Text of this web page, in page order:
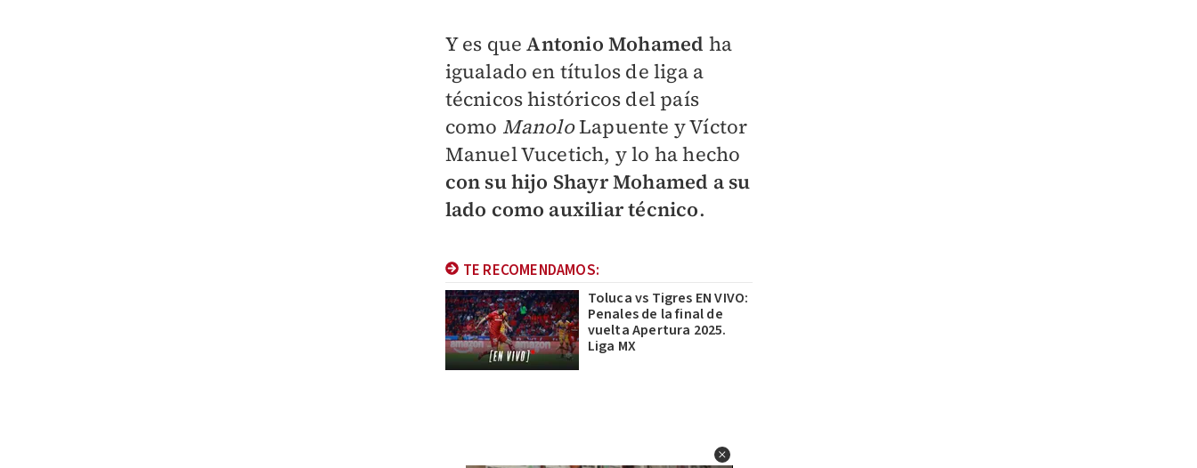
Y es queAntonio Mohamed ha
igualado en títulos de liga a
técnicos históricos del país
como ManoloLapuente y Víctor
Manuel Vucetich, y lo ha hecho
con su hijo Shayr Mohamed a su
lado como auxiliar técnico.
TE RECOMENDAMOS:
Toluca vs Tigres EN VIVO:
Penales de la final de
vuelta Apertura 2025.
Liga MX